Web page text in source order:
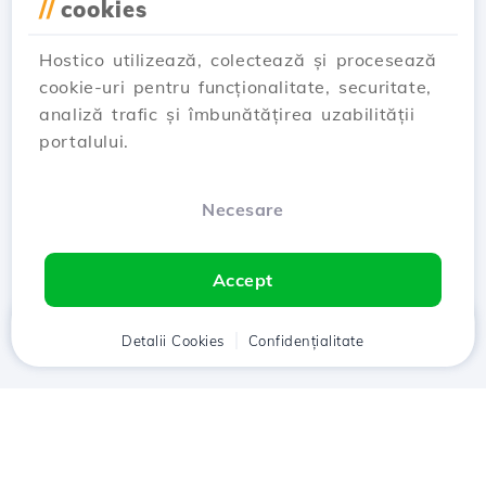
prin schimbarea nameserverelor
Actualizat acum 2 ani
Acest articol va descrie pașii necesari activării
serviciilor de protecție Cloudflare prin setarea
nameserverelor personalizate ale acestora
// cookies
Hostico utilizează, colectează și procesează
cookie-uri pentru funcționalitate, securitate,
analiză trafic și îmbunătățirea uzabilității
portalului.
Necesare
Accept
Detalii Cookies Confidențialitate
Client Coș Chat